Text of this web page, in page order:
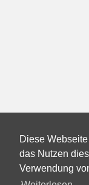
Diese
das Nutzen
Verwendung